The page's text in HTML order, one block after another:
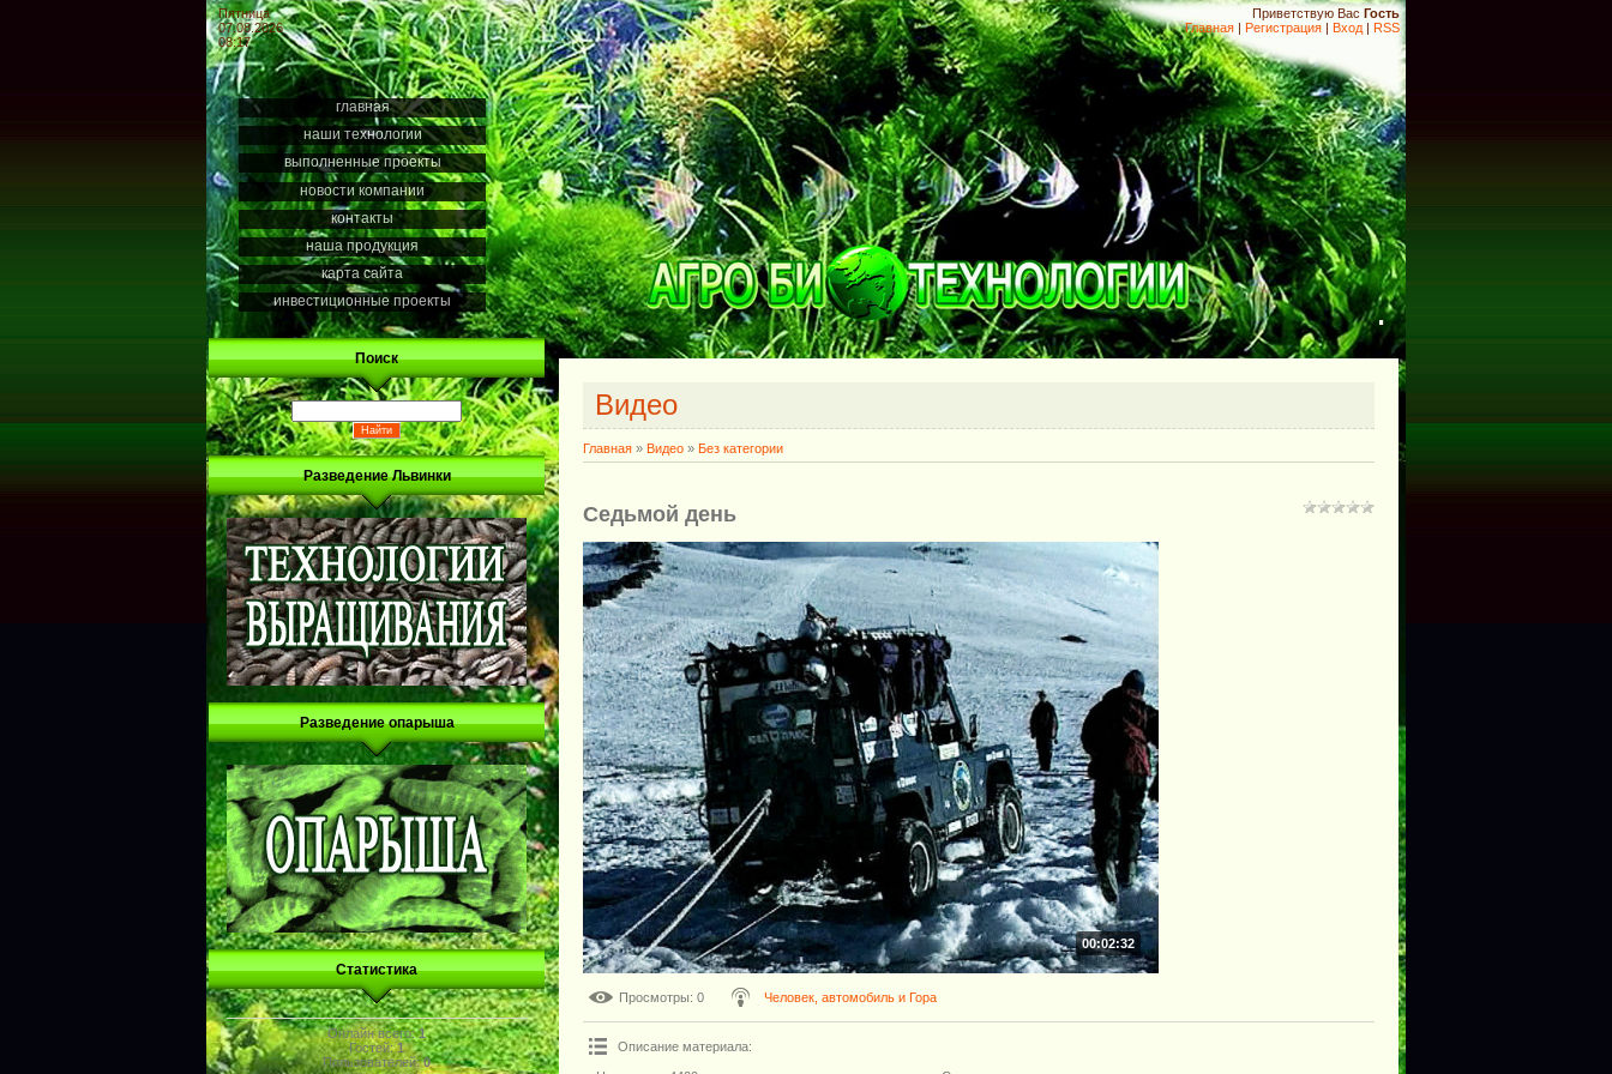
Пятница
07.08.2026
08:17
Приветствую Вас Гость
Главная | Регистрация | Вход | RSS
главная
наши технологии
выполненные проекты
новости компании
контакты
наша продукция
карта сайта
инвестиционные проекты
Поиск
Разведение Львинки
Разведение опарыша
Статистика
Онлайн всего:1
Гостей:1
Пользователей:0
.
Видео
Главная » Видео » Без категории
Седьмой день
00:02:32
Просмотры: 0 Человек, автомобиль и Гора
Описание материала: